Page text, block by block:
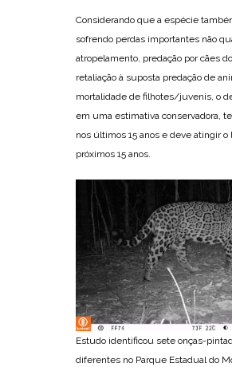
Considerando que a espécie
sofrendo perdas importantes não
atropelamento, predação por cães
retaliação à suposta predação de
mortalidade de filhotes/juvenis, o
em uma estimativa conservadora,
nos últimos 15 anos e deve atingir o
próximos 15 anos.
Estudo identificou sete onças-
diferentes no Parque Estadual do